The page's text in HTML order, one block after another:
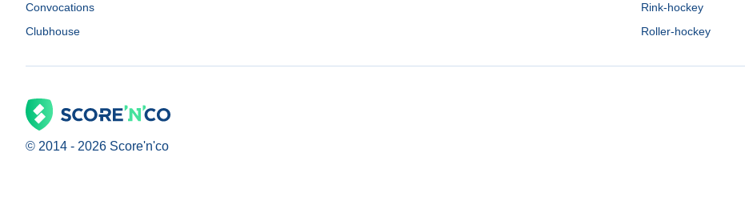
Convocations
Clubhouse
Rink-hockey
Roller-hockey
© 2014 - 2026 Score'n'co